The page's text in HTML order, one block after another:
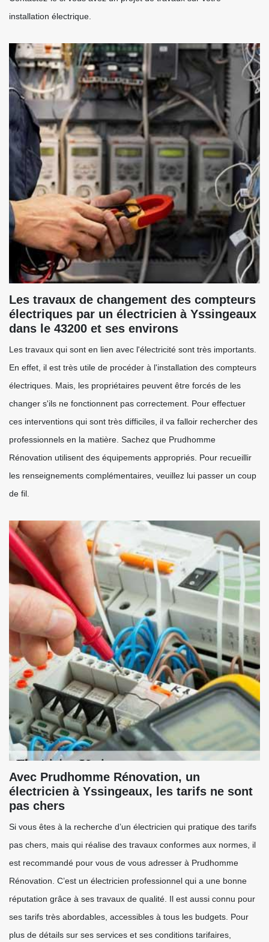
installation électrique.
Les travaux de changement des compteurs
électriques par un électricien à Yssingeaux
dans le 43200 et ses environs
Les travaux qui sont en lien avec l'électricité sont très importants.
En effet, il est très utile de procéder à l'installation des compteurs
électriques. Mais, les propriétaires peuvent être forcés de les
changer s'ils ne fonctionnent pas correctement. Pour effectuer
ces interventions qui sont très difficiles, il va falloir rechercher des
professionnels en la matière. Sachez que Prudhomme
Rénovation utilisent des équipements appropriés. Pour recueillir
les renseignements complémentaires, veuillez lui passer un coup
de fil.
Avec Prudhomme Rénovation, un
électricien à Yssingeaux, les tarifs ne sont
pas chers
Si vous êtes à la recherche d’un électricien qui pratique des tarifs
pas chers, mais qui réalise des travaux conformes aux normes, il
est recommandé pour vous de vous adresser à Prudhomme
Rénovation. C’est un électricien professionnel qui a une bonne
réputation grâce à ses travaux de qualité. Il est aussi connu pour
ses tarifs très abordables, accessibles à tous les budgets. Pour
plus de détails sur ses services et ses conditions tarifaires,